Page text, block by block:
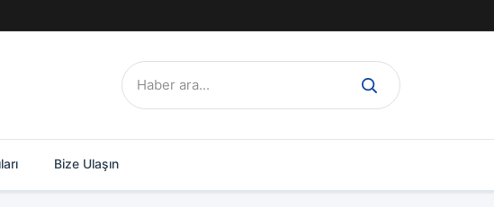
Ara:
Bize Ulaşın